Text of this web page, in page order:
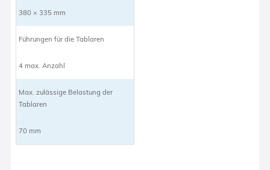
380 × 335 mm
Führungen für die Tablaren
4 max. Anzahl
Max. zulässige Belastung der
Tablaren
70 mm